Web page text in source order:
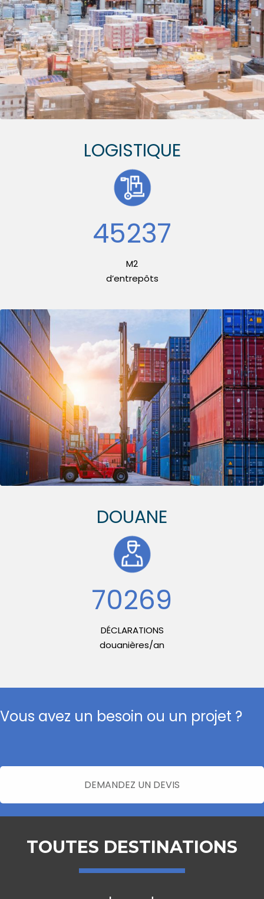
LOGISTIQUE
69346
M2
d’entrepôts
DOUANE
112691
DÉCLARATIONS
douanières/an
Vous avez un besoin ou un projet ?
DEMANDEZ UN DEVIS
TOUTES DESTINATIONS